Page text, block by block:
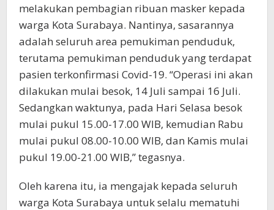
melakukan pembagian ribuan masker kepada
warga Kota Surabaya. Nantinya, sasarannya
adalah seluruh area pemukiman penduduk,
terutama pemukiman penduduk yang terdapat
pasien terkonfirmasi Covid-19. “Operasi ini akan
dilakukan mulai besok, 14 Juli sampai 16 Juli.
Sedangkan waktunya, pada Hari Selasa besok
mulai pukul 15.00-17.00 WIB, kemudian Rabu
mulai pukul 08.00-10.00 WIB, dan Kamis mulai
pukul 19.00-21.00 WIB,” tegasnya.
Oleh karena itu, ia mengajak kepada seluruh
warga Kota Surabaya untuk selalu mematuhi